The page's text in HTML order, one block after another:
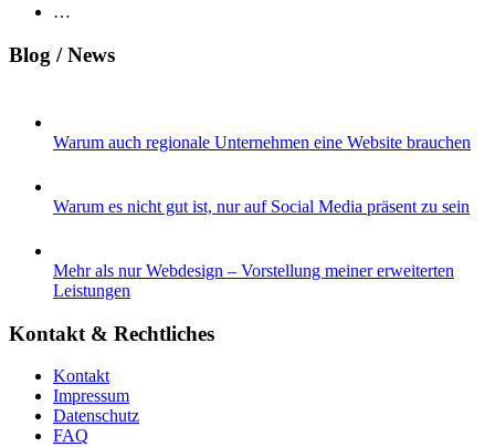
…
Blog / News
Warum auch regionale Unternehmen eine Website brauchen
Warum es nicht gut ist, nur auf Social Media präsent zu sein
Mehr als nur Webdesign – Vorstellung meiner erweiterten
Leistungen
Kontakt & Rechtliches
Kontakt
Impressum
Datenschutz
FAQ